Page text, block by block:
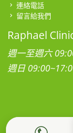
連絡電話
留言給我們
Raphael
週一至週六
週日